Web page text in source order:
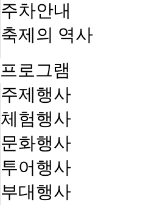
주차안내
축제의 역사
프로그램
주제행사
체험행사
문화행사
투어행사
부대행사